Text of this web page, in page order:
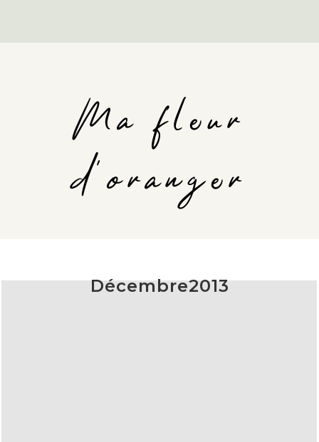
Ma fleur
d'oranger
Décembre2013